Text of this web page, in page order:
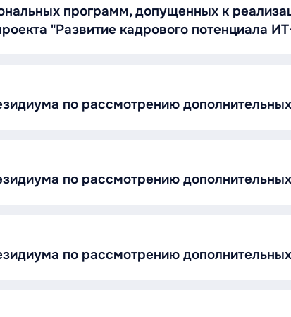
программ, допущенных к
"Развитие кадрового потенциала
по рассмотрению
по рассмотрению
по рассмотрению